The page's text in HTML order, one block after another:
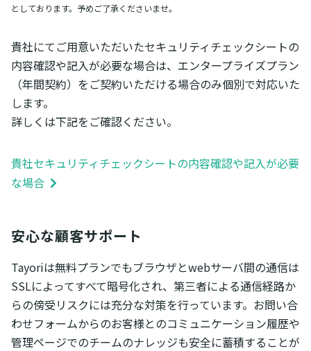
としております。予めご了承くださいませ。
貴社にてご用意いただいたセキュリティチェックシートの
内容確認や記入が必要な場合は、エンタープライズプラン
（年間契約）をご契約いただける場合のみ個別で対応いた
します。
詳しくは下記をご確認ください。
貴社セキュリティチェックシートの内容確認や記入が必要
な場合
安心な顧客サポート
Tayoriは無料プランでもブラウザとwebサーバ間の通信は
SSLによってすべて暗号化され、第三者による通信経路か
らの傍受リスクには充分な対策を行っています。お問い合
わせフォームからのお客様とのコミュニケーション履歴や
管理ページでのチームのナレッジも安全に蓄積することが